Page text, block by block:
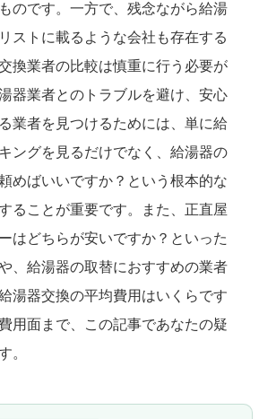
のです。一方で、残念ながら給湯
ストに載るような会社も存在する
換業者の比較は慎重に行う必要が
器業者とのトラブルを避け、安心
業者を見つけるためには、単に給
ングを見るだけでなく、給湯器の
めばいいですか？という根本的な
ることが重要です。また、正直屋
はどちらが安いですか？といった
、給湯器の取替におすすめの業者
湯器交換の平均費用はいくらです
用面まで、この記事であなたの疑
。